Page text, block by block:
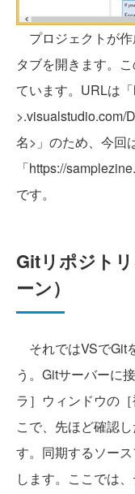
プロジェクトが作
タブを開きます。
ています。URLは
>.visualstudio.com/
名>」のため、今回
「https://
です。
Gitリポジト
ーン）
それではVSでGit
う。Gitサーバーに
ラ］ウィンドウの
こで、先ほど確認
す。同期するソー
します。ここでは